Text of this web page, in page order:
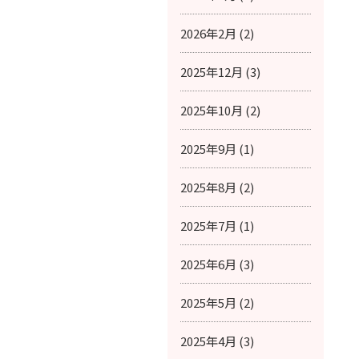
2026年2月 (2)
2025年12月 (3)
2025年10月 (2)
2025年9月 (1)
2025年8月 (2)
2025年7月 (1)
2025年6月 (3)
2025年5月 (2)
2025年4月 (3)